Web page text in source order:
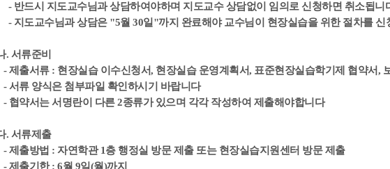
반드시 지도교수님과 상담하여야하며 지도교수 상담없이 임의로 신청하면 취소됩니
지도교수님과 상담은 "5월 30일"까지 완료해야 교수님이 현장실습을 위한 절차를 신
. 서류준비
제출서류 : 현장실습 이수신청서, 현장실습 운영계획서, 표준현장실습학기제 협약서,
서류 양식은 첨부파일 확인하시기 바랍니다
협약서는 서명란이 다른 2종류가 있으며 각각 작성하여 제출해야합니다
. 서류제출
제출방법 : 자연학관 1층 행정실 방문 제출 또는 현장실습지원센터 방문 제출
제출기한 : 6월 9일(월)까지